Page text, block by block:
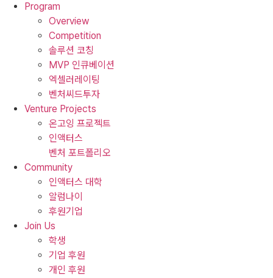
Program
Overview
Competition
솔루션 코칭
MVP 인큐베이션
엑셀러레이팅
벤처씨드투자
Venture Projects
온고잉 프로젝트
인액터스
벤처 포트폴리오
Community
인액터스 대학
알럼나이
후원기업
Join Us
학생
기업 후원
개인 후원